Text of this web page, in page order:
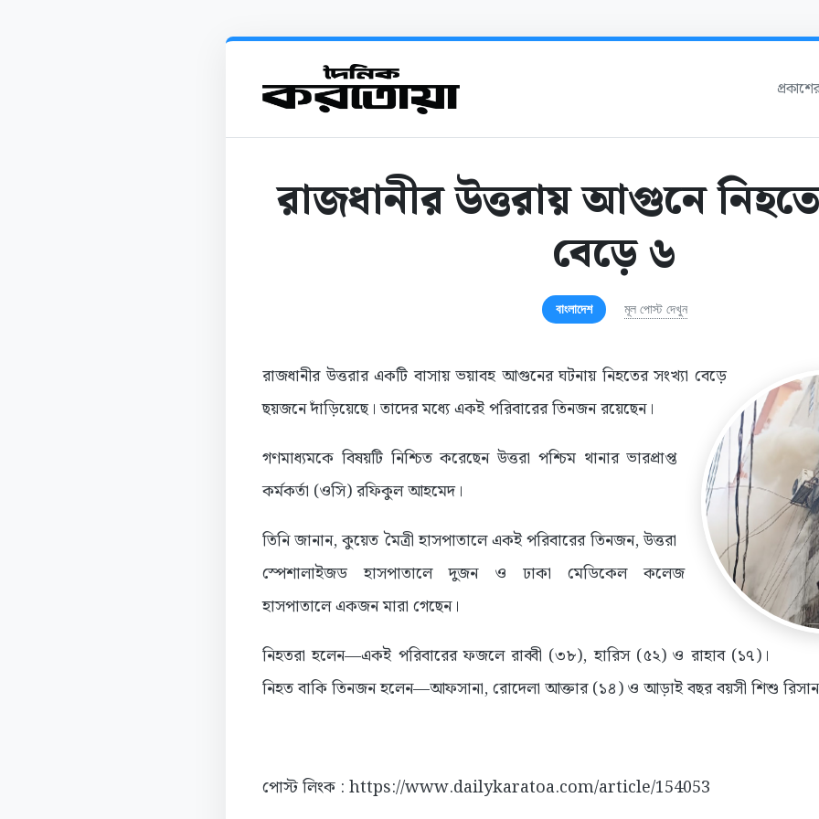
রাজধানীর উত্তরায় আগুনে
বেড়ে ৬
বাংলাদেশ মূল পোস্ট দেখুন
রাজধানীর উত্তরার একটি বাসায় ভয়াবহ আগুনের ঘটনায় নিহতের সংখ্যা বেড়ে
ছয়জনে দাঁড়িয়েছে। তাদের মধ্যে একই পরিবারের তিনজন রয়েছেন।
গণমাধ্যমকে বিষয়টি নিশ্চিত করেছেন উত্তরা পশ্চিম থানার ভারপ্রাপ্ত
কর্মকর্তা (ওসি) রফিকুল আহমেদ।
তিনি জানান, কুয়েত মৈত্রী হাসপাতালে একই পরিবারের তিনজন, উত্তরা
স্পেশালাইজড হাসপাতালে দুজন ও ঢাকা মেডিকেল কলেজ
হাসপাতালে একজন মারা গেছেন।
নিহতরা হলেন—একই পরিবারের ফজলে রাব্বী (৩৮), হারিস (৫২) ও রাহাব (১৭)।
নিহত বাকি তিনজন হলেন—আফসানা, রোদেলা আক্তার (১৪) ও আড়াই বছর বয়সী শিশু
পোস্ট লিংক : https://www.dailykaratoa.com/article/154053